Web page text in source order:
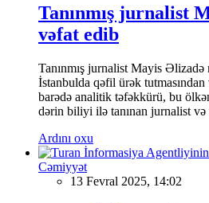
Tanınmış jurnalist
vəfat edib
Tanınmış jurnalist Mayis Əlizadə
İstanbulda qəfil ürək
barədə analitik təfəkkürü, bu
dərin biliyi ilə tanınan jurnalist
Ardını oxu
Cəmiyyət
13 Fevral 2025, 14:02